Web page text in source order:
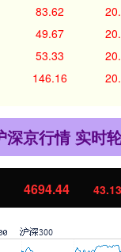
83.62
49.67
53.33
146.16
深京行情 实时
1134.24 11.37